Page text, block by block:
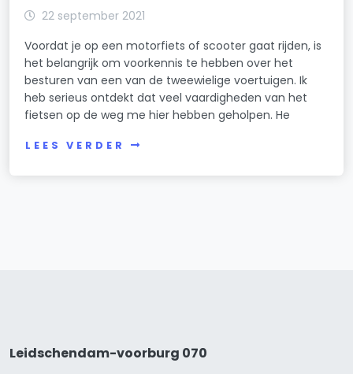
22 september 2021
Voordat je op een motorfiets of scooter gaat rijden, is
het belangrijk om voorkennis te hebben over het
besturen van een van de tweewielige voertuigen. Ik
heb serieus ontdekt dat veel vaardigheden van het
fietsen op de weg me hier hebben geholpen. He
LEES VERDER
Leidschendam-voorburg 070